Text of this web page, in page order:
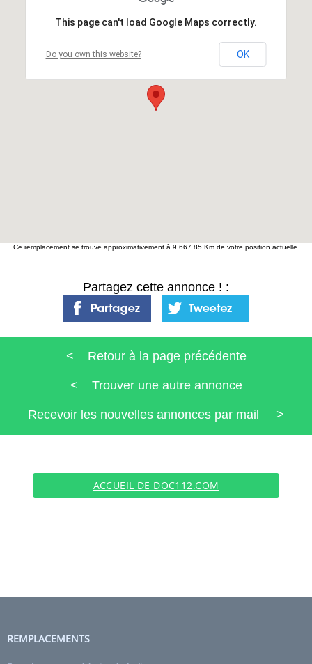
This page can't load Google Maps correctly.
Do you own this website? OK
Ce remplacement se trouve approximativement à 9,667.85 Km de votre position actuelle.
Partagez cette annonce ! :
< Retour à la page précédente
< Trouver une autre annonce
Recevoir les nouvelles annonces par mail >
ACCUEIL DE DOC112.COM
REMPLACEMENTS